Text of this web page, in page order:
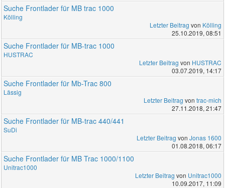
Suche Frontlader für MB trac 1000
Kölling
Letzter Beitrag von Kölling
25.10.2019, 08:51
Suche Frontlader für MB-trac 1000
HUSTRAC
Letzter Beitrag von HUSTRAC
03.07.2019, 14:17
Suche Frontlader für Mb-Trac 800
Lässig
Letzter Beitrag von trac-mich
27.11.2018, 21:47
Suche Frontlader für MB-trac 440/441
SuDi
Letzter Beitrag von Jonas 1600
01.08.2018, 06:17
Suche Frontlader für MB Trac 1000/1100
Unitrac1000
Letzter Beitrag von Unitrac1000
10.09.2017, 11:09